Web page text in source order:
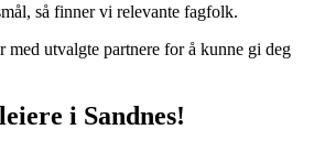
så finner vi relevante fagfolk.
med utvalgte partnere for å kunne gi deg
i Sandnes!